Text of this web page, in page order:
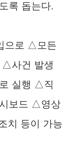
록 돕는다.
으로 △모든
△사건 발생
실행 △직
보드 △영상
치 등이 가능